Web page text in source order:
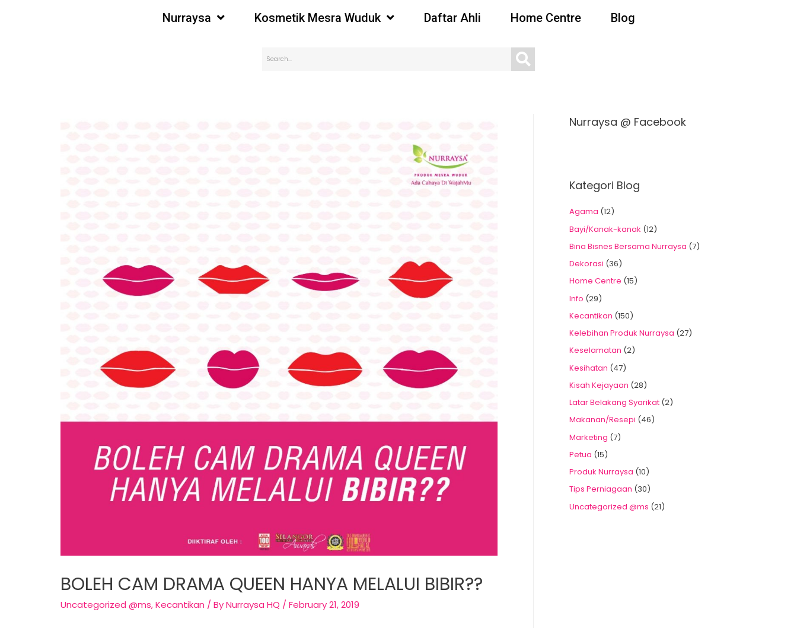
Nurraysa Kosmetik Mesra Wuduk Daftar Ahli Home Centre Blog
BOLEH CAM DRAMA QUEEN HANYA MELALUI BIBIR??
Uncategorized @ms,Kecantikan / ByNurraysa HQ / February 21, 2019
Nurraysa @ Facebook
Kategori Blog
Agama (12)
Bayi/Kanak-kanak (12)
Bina Bisnes Bersama Nurraysa (7)
Dekorasi (36)
Home Centre (15)
Info (29)
Kecantikan (150)
Kelebihan Produk Nurraysa (27)
Keselamatan (2)
Kesihatan (47)
Kisah Kejayaan (28)
Latar Belakang Syarikat (2)
Makanan/Resepi (46)
Marketing (7)
Petua (15)
Produk Nurraysa (10)
Tips Perniagaan (30)
Uncategorized @ms (21)